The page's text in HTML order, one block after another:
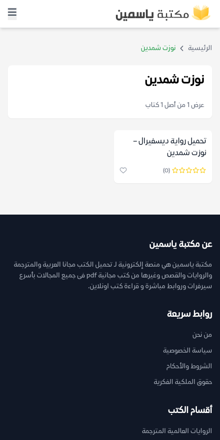
الرئيسية نوزت شمدين
نوزت شمدين
عرض 1 من أصل 1 كتاب
تحميل رواية ديسفيرال –
نوزت شمدين
(0)
عن مكتبة ياسمين
مكتبة ياسمين هي منصة إلكترونية لـ تحميل الكتب مجانا العربية والمترجمة
والروايات والقصص وغيرها من كتب مجانية pdf فى جميع المجالات بأسرع
سيرفرات وروابط مباشرة و قراءة كتب اونلاين.
روابط سريعة
من نحن
سياسة الخصوصية
الشروط والأحكام
حقوق الملكية الفكرية
أقسام الكتب
الروايات العالمية المترجمة